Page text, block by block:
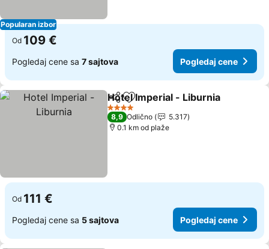
Popularan izbor
Od 109 €
Pogledaj cene sa 7 sajtova Pogledaj cene
Deli Dodati u favorite
Hotel Imperial - Liburnia
4 Zvezdice
8,9 Odlično
5.317
0.1 km od plaže
Od 111 €
Pogledaj cene sa 5 sajtova Pogledaj cene